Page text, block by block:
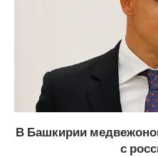
В Башкирии
с